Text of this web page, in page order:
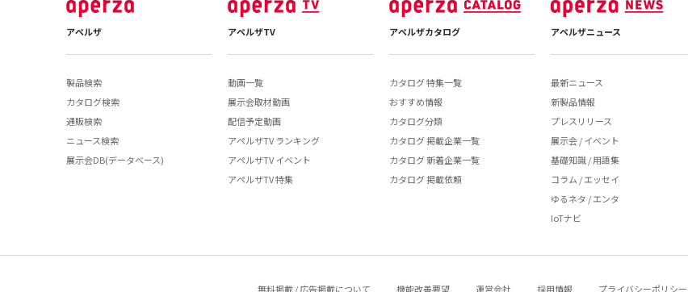
アペルザ
製品検索
カタログ検索
通販検索
ニュース検索
展示会DB(データベース)
アペルザTV
動画一覧
展示会取材動画
配信予定動画
アペルザTV ランキング
アペルザTV イベント
アペルザTV 特集
アペルザカタログ
カタログ 特集一覧
おすすめ情報
カタログ分類
カタログ 掲載企業一覧
カタログ 新着企業一覧
カタログ 掲載依頼
アペルザニュース
最新ニュース
新製品情報
プレスリリース
展示会 / イベント
基礎知識 / 用語集
コラム / エッセイ
ゆるネタ / エンタ
IoTナビ
無料掲載 / 広告掲載について 機能改善要望 運営会社 採用情報 プライバシーポリシー